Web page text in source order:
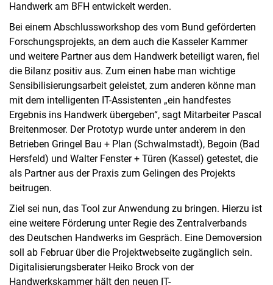
Handwerk am BFH entwickelt werden.
Bei einem Abschlussworkshop des vom Bund geförderten
Forschungsprojekts, an dem auch die Kasseler Kammer
und weitere Partner aus dem Handwerk beteiligt waren, fiel
die Bilanz positiv aus. Zum einen habe man wichtige
Sensibilisierungsarbeit geleistet, zum anderen könne man
mit dem intelligenten IT-Assistenten „ein handfestes
Ergebnis ins Handwerk übergeben“, sagt Mitarbeiter Pascal
Breitenmoser. Der Prototyp wurde unter anderem in den
Betrieben Gringel Bau + Plan (Schwalmstadt), Begoin (Bad
Hersfeld) und Walter Fenster + Türen (Kassel) getestet, die
als Partner aus der Praxis zum Gelingen des Projekts
beitrugen.
Ziel sei nun, das Tool zur Anwendung zu bringen. Hierzu ist
eine weitere Förderung unter Regie des Zentralverbands
des Deutschen Handwerks im Gespräch. Eine Demoversion
soll ab Februar über die Projektwebseite zugänglich sein.
Digitalisierungsberater Heiko Brock von der
Handwerkskammer hält den neuen IT-